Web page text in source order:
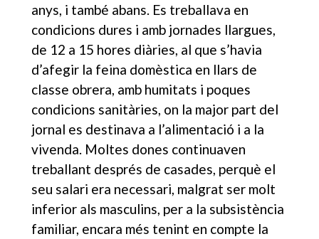
anys, i també abans. Es treballava en
condicions dures i amb jornades llargues,
de 12 a 15 hores diàries, al que s’havia
d’afegir la feina domèstica en llars de
classe obrera, amb humitats i poques
condicions sanitàries, on la major part del
jornal es destinava a l’alimentació i a la
vivenda. Moltes dones continuaven
treballant després de casades, perquè el
seu salari era necessari, malgrat ser molt
inferior als masculins, per a la subsistència
familiar, encara més tenint en compte la